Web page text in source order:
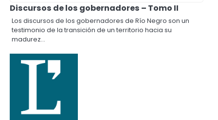
Discursos de los gobernadores – Tomo II
Los discursos de los gobernadores de Río Negro son un
testimonio de la transición de un territorio hacia su
madurez…